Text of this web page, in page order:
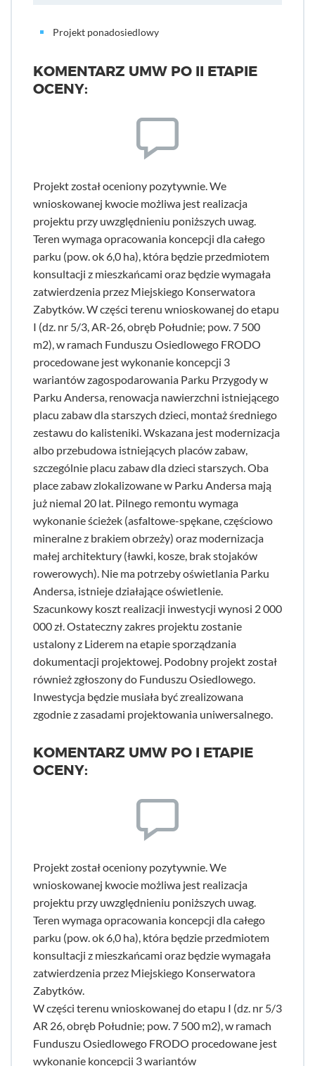
Projekt ponadosiedlowy
KOMENTARZ UMW PO II ETAPIE
OCENY:
Projekt został oceniony pozytywnie. We
wnioskowanej kwocie możliwa jest realizacja
projektu przy uwzględnieniu poniższych uwag.
Teren wymaga opracowania koncepcji dla całego
parku (pow. ok 6,0 ha), która będzie przedmiotem
konsultacji z mieszkańcami oraz będzie wymagała
zatwierdzenia przez Miejskiego Konserwatora
Zabytków. W części terenu wnioskowanej do etapu
I (dz. nr 5/3, AR-26, obręb Południe; pow. 7 500
m2), w ramach Funduszu Osiedlowego FRODO
procedowane jest wykonanie koncepcji 3
wariantów zagospodarowania Parku Przygody w
Parku Andersa, renowacja nawierzchni istniejącego
placu zabaw dla starszych dzieci, montaż średniego
zestawu do kalisteniki. Wskazana jest modernizacja
albo przebudowa istniejących placów zabaw,
szczególnie placu zabaw dla dzieci starszych. Oba
place zabaw zlokalizowane w Parku Andersa mają
już niemal 20 lat. Pilnego remontu wymaga
wykonanie ścieżek (asfaltowe-spękane, częściowo
mineralne z brakiem obrzeży) oraz modernizacja
małej architektury (ławki, kosze, brak stojaków
rowerowych). Nie ma potrzeby oświetlania Parku
Andersa, istnieje działające oświetlenie.
Szacunkowy koszt realizacji inwestycji wynosi 2 000
000 zł. Ostateczny zakres projektu zostanie
ustalony z Liderem na etapie sporządzania
dokumentacji projektowej. Podobny projekt został
również zgłoszony do Funduszu Osiedlowego.
Inwestycja będzie musiała być zrealizowana
zgodnie z zasadami projektowania uniwersalnego.
KOMENTARZ UMW PO I ETAPIE
OCENY:
Projekt został oceniony pozytywnie. We
wnioskowanej kwocie możliwa jest realizacja
projektu przy uwzględnieniu poniższych uwag.
Teren wymaga opracowania koncepcji dla całego
parku (pow. ok 6,0 ha), która będzie przedmiotem
konsultacji z mieszkańcami oraz będzie wymagała
zatwierdzenia przez Miejskiego Konserwatora
Zabytków.
W części terenu wnioskowanej do etapu I (dz. nr 5/3
AR 26, obręb Południe; pow. 7 500 m2), w ramach
Funduszu Osiedlowego FRODO procedowane jest
wykonanie koncepcji 3 wariantów